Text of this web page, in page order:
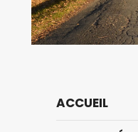
ACCUEIL